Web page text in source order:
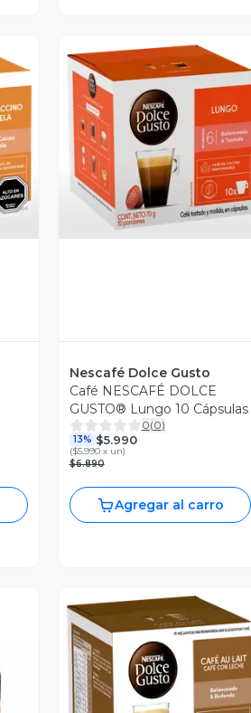
Vista Previa
Nescafé Dolce Gusto
Café NESCAFÉ DOLCE
GUSTO® Lungo 10 Cápsulas
0(0)
13% $5.990
($5.990 x un)
$6.890
Agregar al carro
Vista Previa